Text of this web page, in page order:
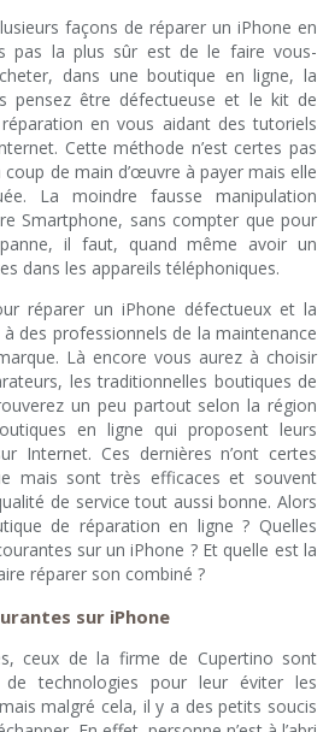
façons de réparer un iPhone en
pas la plus sûr est de le faire vous-
dans une boutique en ligne, la
pensez être défectueuse et le kit de
en vous aidant des tutoriels
Cette méthode n’est certes pas
coup de main d’œuvre à payer mais elle
La moindre fausse manipulation
Smartphone, sans compter que pour
il faut, quand même avoir un
dans les appareils téléphoniques.
réparer un iPhone défectueux et la
des professionnels de la maintenance
Là encore vous aurez à choisir
les traditionnelles boutiques de
un peu partout selon la région
en ligne qui proposent leurs
Internet. Ces dernières n’ont certes
mais sont très efficaces et souvent
de service tout aussi bonne. Alors
de réparation en ligne ? Quelles
sur un iPhone ? Et quelle est la
réparer son combiné ?
sur iPhone
ceux de la firme de Cupertino sont
de technologies pour leur éviter les
mais malgré cela, il y a des petits soucis